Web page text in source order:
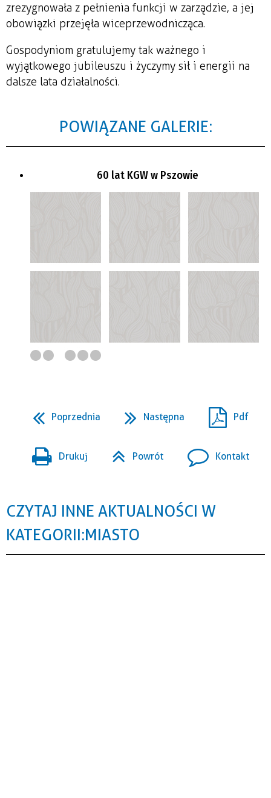
zrezygnowała z pełnienia funkcji w zarządzie, a jej
obowiązki przejęła wiceprzewodnicząca.
Gospodyniom gratulujemy tak ważnego i
wyjątkowego jubileuszu i życzymy sił i energii na
dalsze lata działalności.
POWIĄZANE GALERIE:
60 lat KGW w Pszowie
Poprzednia Następna Pdf
Drukuj Powrót Kontakt
CZYTAJ INNE AKTUALNOŚCI W
KATEGORII: MIASTO